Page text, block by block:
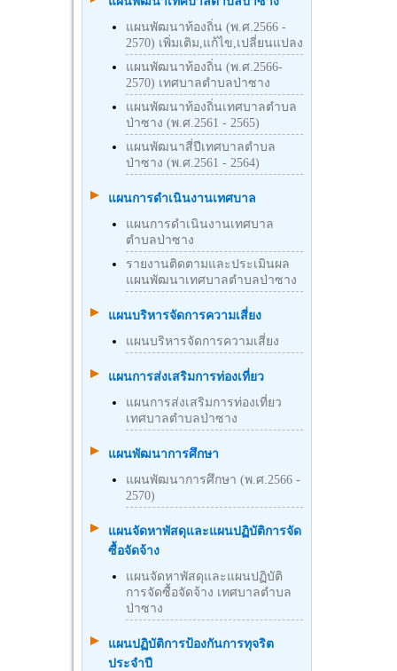
แผนพัฒนาท้องถิ่น (พ.ศ.2566 -
2570) เพิ่มเติม,แก้ไข,เปลี่ยนแปลง
แผนพัฒนาท้องถิ่น (พ.ศ.2566-
2570) เทศบาลตำบลป่าซาง
แผนพัฒนาท้องถิ่นเทศบาลตำบล
ป่าซาง (พ.ศ.2561 - 2565)
แผนพัฒนาสี่ปีเทศบาลตำบล
ป่าซาง (พ.ศ.2561 - 2564)
แผนการดำเนินงานเทศบาล
แผนการดำเนินงานเทศบาล
ตำบลป่าซาง
รายงานติดตามและประเมินผล
แผนพัฒนาเทศบาลตำบลป่าซาง
แผนบริหารจัดการความเสี่ยง
แผนบริหารจัดการความเสี่ยง
แผนการส่งเสริมการท่องเที่ยว
แผนการส่งเสริมการท่องเที่ยว
เทศบาลตำบลป่าซาง
แผนพัฒนาการศึกษา
แผนพัฒนาการศึกษา (พ.ศ.2566 -
2570)
แผนจัดหาพัสดุและแผนปฏิบัติการจัด
ซื้อจัดจ้าง
แผนจัดหาพัสดุและแผนปฏิบัติ
การจัดซื้อจัดจ้าง เทศบาลตำบล
ป่าซาง
แผนปฏิบัติการป้องกันการทุจริต
ประจำปี